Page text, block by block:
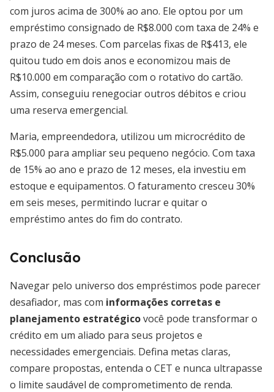
com juros acima de 300% ao ano. Ele optou por um
empréstimo consignado de R$8.000 com taxa de 24% e
prazo de 24 meses. Com parcelas fixas de R$413, ele
quitou tudo em dois anos e economizou mais de
R$10.000 em comparação com o rotativo do cartão.
Assim, conseguiu renegociar outros débitos e criou
uma reserva emergencial.
Maria, empreendedora, utilizou um microcrédito de
R$5.000 para ampliar seu pequeno negócio. Com taxa
de 15% ao ano e prazo de 12 meses, ela investiu em
estoque e equipamentos. O faturamento cresceu 30%
em seis meses, permitindo lucrar e quitar o
empréstimo antes do fim do contrato.
Conclusão
Navegar pelo universo dos empréstimos pode parecer
desafiador, mas com informações corretas e
planejamento estratégicovocê pode transformar o
crédito em um aliado para seus projetos e
necessidades emergenciais. Defina metas claras,
compare propostas, entenda o CET e nunca ultrapasse
o limite saudável de comprometimento de renda.